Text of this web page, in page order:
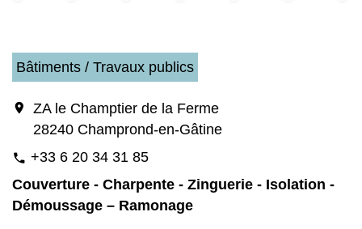
Bâtiments / Travaux publics
location_on
ZA le Champtier de la Ferme
28240 Champrond-en-Gâtine
phone +33 6 20 34 31 85
Couverture - Charpente - Zinguerie - Isolation -
Démoussage – Ramonage